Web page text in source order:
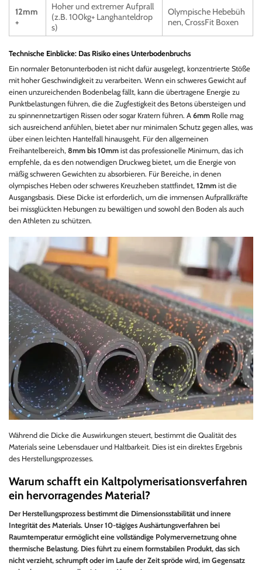
12mm
+
Hoher und extremer Aufprall
(z.B. 100kg+ Langhanteldrop
s)
Olympische Hebebüh
nen, CrossFit Boxen
Technische Einblicke: Das Risiko eines Unterbodenbruchs
Ein normaler Betonunterboden ist nicht dafür ausgelegt, konzentrierte Stöße
mit hoher Geschwindigkeit zu verarbeiten. Wenn ein schweres Gewicht auf
einen unzureichenden Bodenbelag fällt, kann die übertragene Energie zu
Punktbelastungen führen, die die Zugfestigkeit des Betons übersteigen und
zu spinnennetzartigen Rissen oder sogar Kratern führen. A 6mm Rolle mag
sich ausreichend anfühlen, bietet aber nur minimalen Schutz gegen alles, was
über einen leichten Hantelfall hinausgeht. Für den allgemeinen
Freihantelbereich, 8mm bis 10mm ist das professionelle Minimum, das ich
empfehle, da es den notwendigen Druckweg bietet, um die Energie von
mäßig schweren Gewichten zu absorbieren. Für Bereiche, in denen
olympisches Heben oder schweres Kreuzheben stattfindet, 12mm ist die
Ausgangsbasis. Diese Dicke ist erforderlich, um die immensen Aufprallkräfte
bei missglückten Hebungen zu bewältigen und sowohl den Boden als auch
den Athleten zu schützen.
Während die Dicke die Auswirkungen steuert, bestimmt die Qualität des
Materials seine Lebensdauer und Haltbarkeit. Dies ist ein direktes Ergebnis
des Herstellungsprozesses.
Warum schafft ein Kaltpolymerisationsverfahren
ein hervorragendes Material?
Der Herstellungsprozess bestimmt die Dimensionsstabilität und innere
Integrität des Materials. Unser 10-tägiges Aushärtungsverfahren bei
Raumtemperatur ermöglicht eine vollständige Polymervernetzung ohne
thermische Belastung. Dies führt zu einem formstabilen Produkt, das sich
nicht verzieht, schrumpft oder im Laufe der Zeit spröde wird, im Gegensatz